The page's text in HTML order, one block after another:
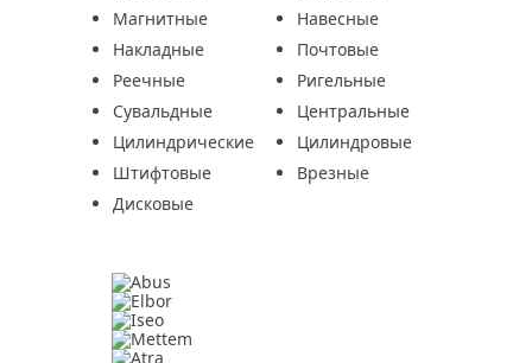
Магнитные
Навесные
Накладные
Почтовые
Реечные
Ригельные
Сувальдные
Центральные
Цилиндрические
Цилиндровые
Штифтовые
Врезные
Дисковые